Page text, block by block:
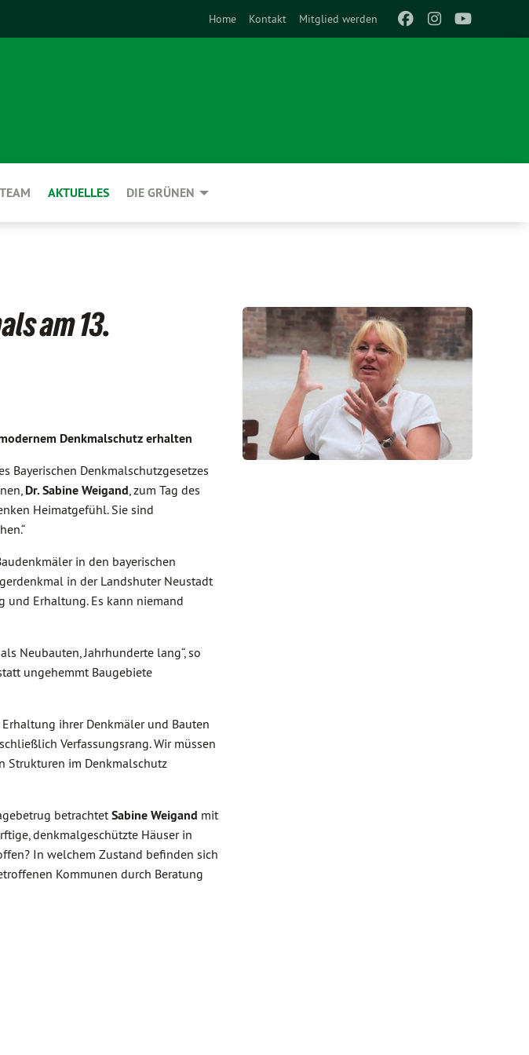
Home Kontakt Mitglied werden
AKTUELLES DIE GRÜNEN
am 13.
Denkmalschutz erhalten
Bayerischen Denkmalschutzgesetzes
Dr. Sabine Weigand , zum Tag des
Heimatgefühl. Sie sind
in den bayerischen
in der Landshuter Neustadt
und Erhaltung. Es kann niemand
Neubauten, Jahrhunderte lang“, so
ungehemmt Baugebiete
ihrer Denkmäler und Bauten
Verfassungsrang. Wir müssen
Strukturen im Denkmalschutz
betrachtet Sabine Weigand mit
denkmalgeschützte Häuser in
In welchem Zustand befinden sich
Kommunen durch Beratung